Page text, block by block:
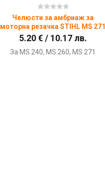
Купи
Челюсти за амбриаж за
моторна резачка STIHL MS 271
5.20 € / 10.17 лв.
За MS 240, MS 260, MS 271